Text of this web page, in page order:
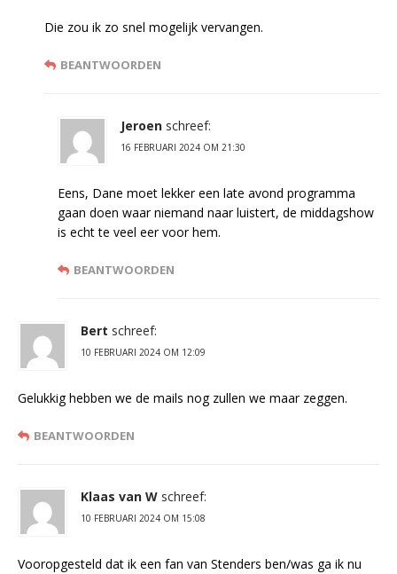
Die zou ik zo snel mogelijk vervangen.
BEANTWOORDEN
Jeroen schreef:
16 FEBRUARI 2024 OM 21:30
Eens, Dane moet lekker een late avond programma
gaan doen waar niemand naar luistert, de middagshow
is echt te veel eer voor hem.
BEANTWOORDEN
Bert schreef:
10 FEBRUARI 2024 OM 12:09
Gelukkig hebben we de mails nog zullen we maar zeggen.
BEANTWOORDEN
Klaas van W schreef:
10 FEBRUARI 2024 OM 15:08
Vooropgesteld dat ik een fan van Stenders ben/was ga ik nu